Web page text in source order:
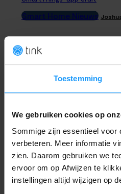
Toestemming
We gebruiken cookies op
Sommige zijn essentieel voor
verbeteren. Meer informatie
zien. Daarom gebruiken we
ervoor om op Afwijzen te
instellingen altijd wijzigen op
Smart Home Nieuws
Abode Lanceert Kant-en-
Apple Home)
Productlanceringen
nog wel verstandig?
Trends & Technologie
Bijna 6 op de 10 huizen slim
trends voor 2026